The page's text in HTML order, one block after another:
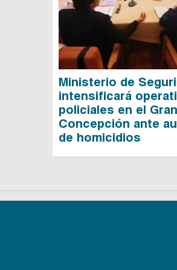
Ministerio de
intensificará
policiales en el Gran
Concepción ante
de homicidios